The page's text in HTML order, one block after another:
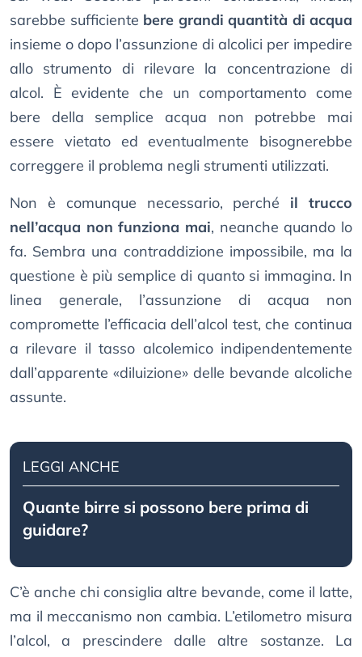
sarebbe sufficiente bere grandi quantità di acqua
insieme o dopo l’assunzione di alcolici per impedire
allo strumento di rilevare la concentrazione di
alcol. È evidente che un comportamento come
bere della semplice acqua non potrebbe mai
essere vietato ed eventualmente bisognerebbe
correggere il problema negli strumenti utilizzati.
Non è comunque necessario, perché il trucco
nell’acqua non funziona mai, neanche quando lo
fa. Sembra una contraddizione impossibile, ma la
questione è più semplice di quanto si immagina. In
linea generale, l’assunzione di acqua non
compromette l’efficacia dell’alcol test, che continua
a rilevare il tasso alcolemico indipendentemente
dall’apparente «diluizione» delle bevande alcoliche
assunte.
LEGGI ANCHE
Quante birre si possono bere prima di
guidare?
C’è anche chi consiglia altre bevande, come il latte,
ma il meccanismo non cambia. L’etilometro misura
l’alcol, a prescindere dalle altre sostanze. La